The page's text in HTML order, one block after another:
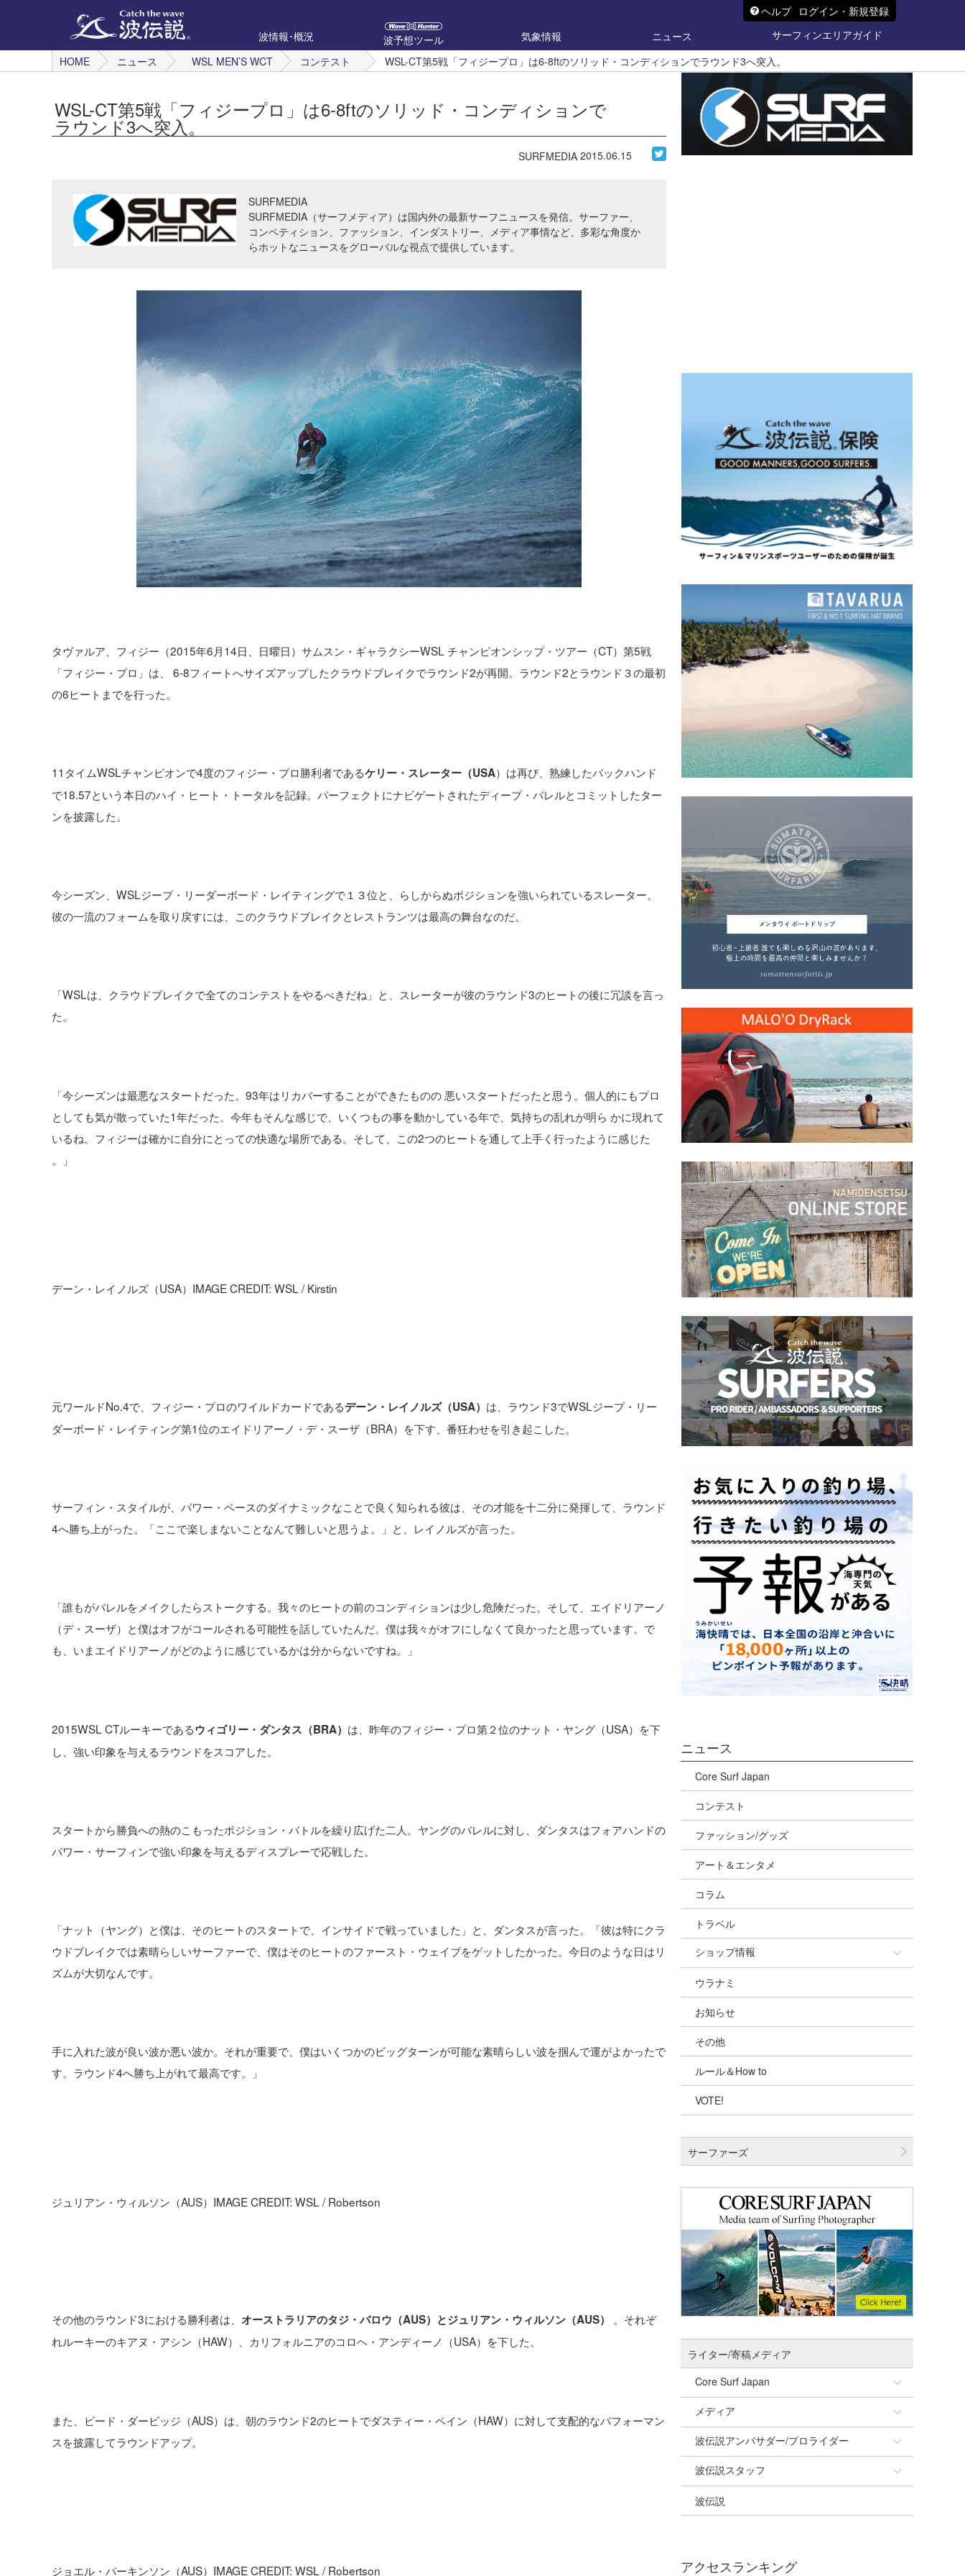
ヘルプ ログイン・新規登録
波情報･概況
波予想ツール 気象情報 ニュース
サーフィンエリアガイド
HOME
ニュース WSL MEN’S WCT コンテスト WSL-CT第5戦「フィジープロ」は6-8ftのソリッド・コンディションでラウンド3へ突入。
WSL-CT第5戦「フィジープロ」は6-8ftのソリッド・コンディションで
ラウンド3へ突入。
SURFMEDIA 2015.06.15
SURFMEDIA
SURFMEDIA（サーフメディア）は国内外の最新サーフニュースを発信。サーファー、
コンペティション、ファッション、インダストリー、メディア事情など、多彩な角度か
らホットなニュースをグローバルな視点で提供しています。
タヴァルア、フィジー（2015年6月14日、日曜日）サムスン・ギャラクシーWSL チャンピオンシップ・ツアー（CT）第5戦
「フィジー・プロ」は、 6-8フィートへサイズアップしたクラウドブレイクでラウンド2が再開。ラウンド2とラウンド３の最初
の6ヒートまでを行った。
11タイムWSLチャンピオンで4度のフィジー・プロ勝利者であるケリー・スレーター（USA）は再び、熟練したバックハンド
で18.57という本日のハイ・ヒート・トータルを記録。パーフェクトにナビゲートされたディープ・バレルとコミットしたター
ンを披露した。
今シーズン、WSLジープ・リーダーボード・レイティングで１３位と、らしからぬポジションを強いられているスレーター。
彼の一流のフォームを取り戻すには、このクラウドブレイクとレストランツは最高の舞台なのだ。
「WSLは、クラウドブレイクで全てのコンテストをやるべきだね」と、スレーターが彼のラウンド3のヒートの後に冗談を言っ
た。
「今シーズンは最悪なスタートだった。93年はリカバーすることができたものの 悪いスタートだったと思う。個人的にもプロ
としても気が散っていた1年だった。今年もそんな感じで、いくつもの事を動かしている年で、気持ちの乱れが明ら かに現れて
いるね。フィジーは確かに自分にとっての快適な場所である。そして、この2つのヒートを通して上手く行ったように感じた
。」
デーン・レイノルズ（USA）IMAGE CREDIT: WSL / Kirstin
元ワールドNo.4で、フィジー・プロのワイルドカードであるデーン・レイノルズ（USA） は、ラウンド3でWSLジープ・リー
ダーボード・レイティング第1位のエイドリアーノ・デ・スーザ（BRA）を下す、番狂わせを引き起こした。
サーフィン・スタイルが、パワー・ベースのダイナミックなことで良く知られる彼は、その才能を十二分に発揮して、ラウンド
4へ勝ち上がった。「ここで楽しまないことなんて難しいと思うよ。」と、レイノルズが言った。
「誰もがバレルをメイクしたらストークする。我々のヒートの前のコンディションは少し危険だった。そして、エイドリアーノ
（デ・スーザ）と僕はオフがコールされる可能性を話していたんだ。僕は我々がオフにしなくて良かったと思っています。で
も、いまエイドリアーノがどのように感じているかは分からないですね。」
2015WSL CTルーキーであるウィゴリー・ダンタス（BRA） は、昨年のフィジー・プロ第２位のナット・ヤング（USA）を下
し、強い印象を与えるラウンドをスコアした。
スタートから勝負への熱のこもったポジション・バトルを繰り広げた二人。ヤングのバレルに対し、ダンタスはフォアハンドの
パワー・サーフィンで強い印象を与えるディスプレーで応戦した。
「ナット（ヤング）と僕は、そのヒートのスタートで、インサイドで戦っていました」と、ダンタスが言った。「彼は特にクラ
ウドブレイクでは素晴らしいサーファーで、僕はそのヒートのファースト・ウェイブをゲットしたかった。今日のような日はリ
ズムが大切なんです。
手に入れた波が良い波か悪い波か。それが重要で、僕はいくつかのビッグターンが可能な素晴らしい波を掴んで運がよかったで
す。ラウンド4へ勝ち上がれて最高です。」
ジュリアン・ウィルソン（AUS）IMAGE CREDIT: WSL / Robertson
その他のラウンド3における勝利者は、 オーストラリアのタジ・バロウ（AUS）とジュリアン・ ウィルソン（AUS）
。それぞ
れルーキーのキアヌ・アシン（HAW）、カリフォルニアのコロヘ・アンディーノ（USA）を下した。
また、ビード・ダービッジ（AUS）は、朝のラウンド2のヒートでダスティー・ペイン（HAW）に対して支配的なパフォーマン
スを披露してラウンドアップ。
ジョエル・パーキンソン（AUS）IMAGE CREDIT: WSL / Robertson
ニュース
Core Surf Japan
コンテスト
ファッション/グッズ
アート＆エンタメ
コラム
トラベル
ショップ情報
ショップ情報
湘南
千葉北
伊豆
千葉南
四国
沖縄
ウラナミ
お知らせ
その他
ルール＆How to
VOTE!
サーファーズ
ライター/寄稿メディア
Core Surf Japan
Naoya Kimoto
mitsuteru Kamio
Yasunari Inoue
Yoshiyuki Obata
DELTA FORCE SURF
メディア
SURFMEDIA
Colors MAGAZINE
WAVAL
波伝説アンバサダー/プロライダー
福島寿実子
中浦“JET”章
進士剛光
波伝説スタッフ
☆加藤
Aichan
波伝説
アクセスランキング